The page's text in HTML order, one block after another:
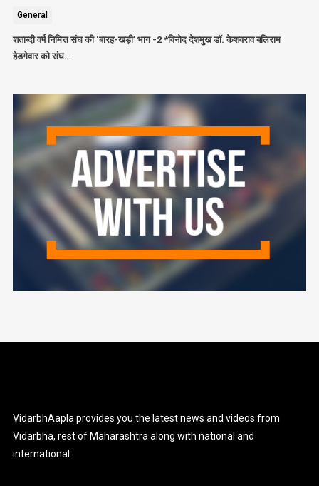
General
शताब्दी वर्ष निमित्त संघ की ‘बारह-खड़ी’ भाग -2 *विनोद देशमुख डॉ. केशवराव बलिराम
हेडगेवार को संघ…
VidarbhAapla provides you the latest news and videos from
Vidarbha, rest of Maharashtra along with national and
international.